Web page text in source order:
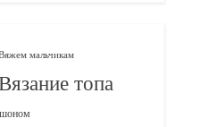
мальчикам
топа